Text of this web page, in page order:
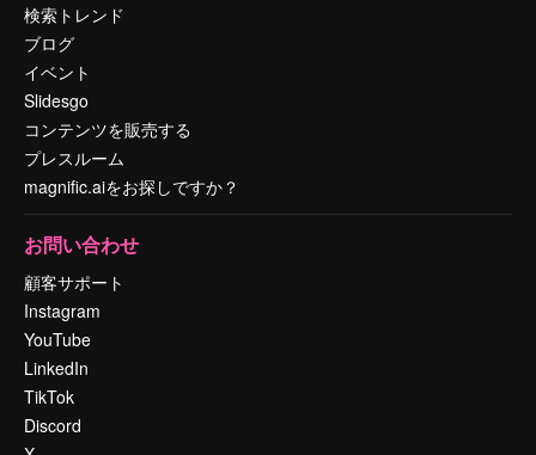
検索トレンド
ブログ
イベント
Slidesgo
コンテンツを販売する
プレスルーム
magnific.aiをお探しですか？
お問い合わせ
顧客サポート
Instagram
YouTube
LinkedIn
TikTok
Discord